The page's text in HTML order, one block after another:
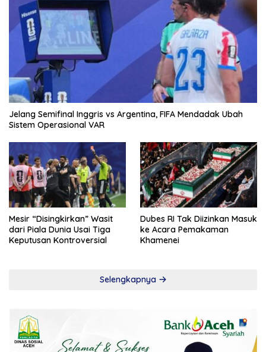
Jelang Semifinal Inggris vs Argentina, FIFA Mendadak Ubah
Sistem Operasional VAR
Mesir “Disingkirkan” Wasit
dari Piala Dunia Usai Tiga
Keputusan Kontroversial
Dubes RI Tak Diizinkan Masuk
ke Acara Pemakaman
Khamenei
Selengkapnya